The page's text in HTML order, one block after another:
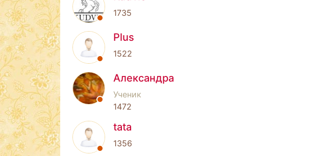
1735
Plus
1522
Александра
Ученик
1472
tata
1356